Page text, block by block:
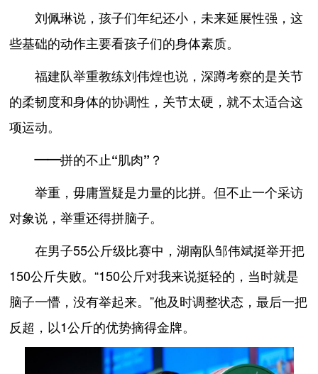
刘佩琳说，孩子们年纪还小，未来延展性强，这
些基础的动作主要看孩子们的身体素质。
福建队举重教练刘伟煌也说，深蹲考察的是关节
的柔韧度和身体的协调性，关节太硬，就不太适合这
项运动。
——拼的不止“肌肉”？
举重，毋庸置疑是力量的比拼。但不止一个采访
对象说，举重还得拼脑子。
在男子55公斤级比赛中，湖南队邹伟斌挺举开把
150公斤失败。“150公斤对我来说挺轻的，当时就是
脑子一懵，没有举起来。”他及时调整状态，最后一把
反超，以1公斤的优势摘得金牌。